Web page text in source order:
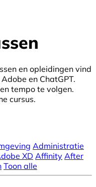
en opleidingen vind
en ChatGPT.
tempo te volgen.
cursus.
Administratie
XD Affinity After
Toon alle